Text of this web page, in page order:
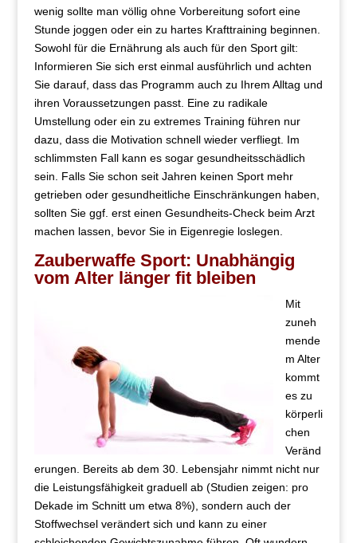
wenig sollte man völlig ohne Vorbereitung sofort eine
Stunde joggen oder ein zu hartes Krafttraining beginnen.
Sowohl für die Ernährung als auch für den Sport gilt:
Informieren Sie sich erst einmal ausführlich und achten
Sie darauf, dass das Programm auch zu Ihrem Alltag und
ihren Voraussetzungen passt. Eine zu radikale
Umstellung oder ein zu extremes Training führen nur
dazu, dass die Motivation schnell wieder verfliegt. Im
schlimmsten Fall kann es sogar gesundheitsschädlich
sein. Falls Sie schon seit Jahren keinen Sport mehr
getrieben oder gesundheitliche Einschränkungen haben,
sollten Sie ggf. erst einen Gesundheits-Check beim Arzt
machen lassen, bevor Sie in Eigenregie loslegen.
Zauberwaffe Sport: Unabhängig
vom Alter länger fit bleiben
Mit
zuneh
mende
m Alter
kommt
es zu
körperli
chen
Veränd
erungen. Bereits ab dem 30. Lebensjahr nimmt nicht nur
die Leistungsfähigkeit graduell ab (Studien zeigen: pro
Dekade im Schnitt um etwa 8%), sondern auch der
Stoffwechsel verändert sich und kann zu einer